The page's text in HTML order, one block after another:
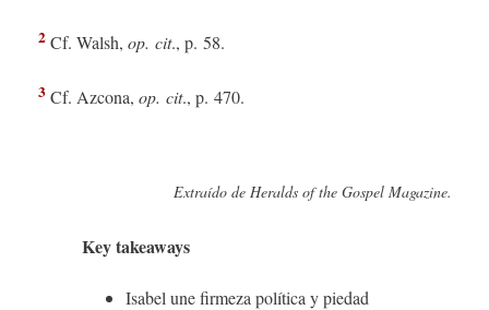
2Cf. Walsh, op. cit., p. 58.
3Cf. Azcona, op. cit., p. 470.
Extraído de Heralds of the Gospel Magazine.
Key takeaways
Isabel une firmeza política y piedad